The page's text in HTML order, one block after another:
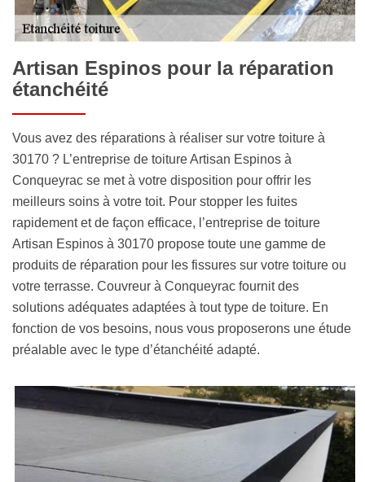
Artisan Espinos pour la réparation
étanchéité
Vous avez des réparations à réaliser sur votre toiture à
30170 ? L’entreprise de toiture Artisan Espinos à
Conqueyrac se met à votre disposition pour offrir les
meilleurs soins à votre toit. Pour stopper les fuites
rapidement et de façon efficace, l’entreprise de toiture
Artisan Espinos à 30170 propose toute une gamme de
produits de réparation pour les fissures sur votre toiture ou
votre terrasse. Couvreur à Conqueyrac fournit des
solutions adéquates adaptées à tout type de toiture. En
fonction de vos besoins, nous vous proposerons une étude
préalable avec le type d’étanchéité adapté.